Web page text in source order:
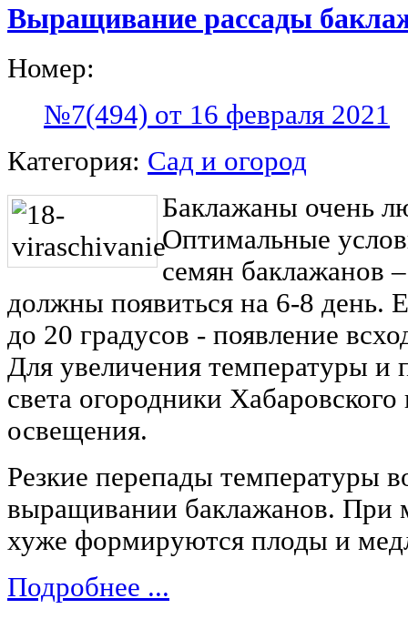
Выращивание рассады
Номер:
№7(494) от 16 февраля 2021
Категория: Сад и огород
Баклажаны очень
Оптимальные
семян баклажанов
должны появиться на 6-8 день.
до 20 градусов - появление
Для увеличения температуры и
света огородники
освещения.
Резкие перепады температуры
выращивании баклажанов. При
хуже формируются плоды и
Подробнее ...